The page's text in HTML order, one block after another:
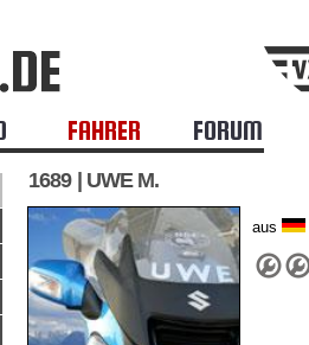
FAHRER FORUM
1689 | UWE M.
aus